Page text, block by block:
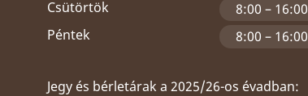
Csütörtök
8:00 – 16:00
Péntek
8:00 – 16:00
Jegy és bérletárak a 2025/26-os évadban: